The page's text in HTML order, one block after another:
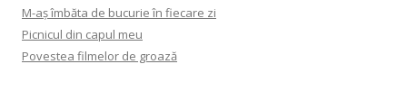
M-aș îmbăta de bucurie în fiecare zi
Picnicul din capul meu
Povestea filmelor de groază